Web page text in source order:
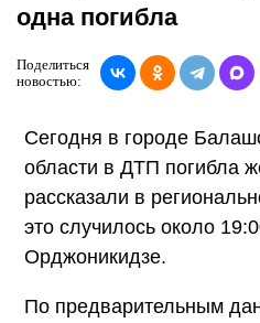
одна погибла
Поделиться
новостью:
Сегодня в городе
области в ДТП погибла
рассказали в
это случилось около
Орджоникидзе.
По предварительным